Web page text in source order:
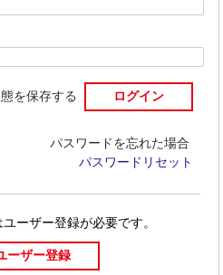
を保存する
パスワードを忘れた場合
パスワードリセット
ユーザー登録が必要です。